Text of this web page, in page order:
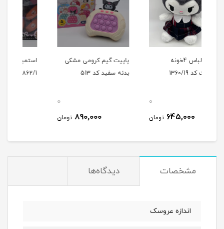
پاپیت گیم کرومی مشکی
بدنه سفید کد 513
890,000
استمپر ناخن کرومی موش
862/1
1,995,000
مشخصات دیدگاه‌ها
اندازه عروسک